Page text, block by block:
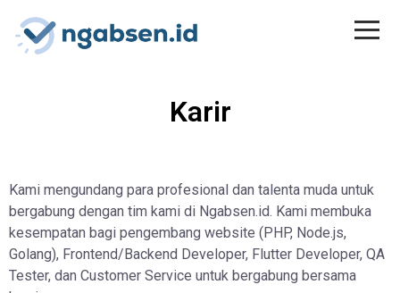
Karir
Kami mengundang para profesional dan talenta muda untuk
bergabung dengan tim kami di Ngabsen.id. Kami membuka
kesempatan bagi pengembang website (PHP, Node.js,
Golang), Frontend/Backend Developer, Flutter Developer, QA
Tester, dan Customer Service untuk bergabung bersama